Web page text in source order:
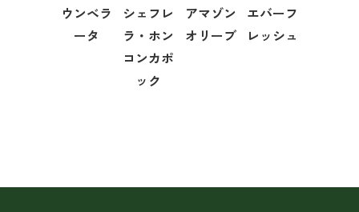
ウンベラ
ータ
シェフレ
ラ・ホン
コンカポ
ック
アマゾン
オリーブ
エバーフ
レッシュ